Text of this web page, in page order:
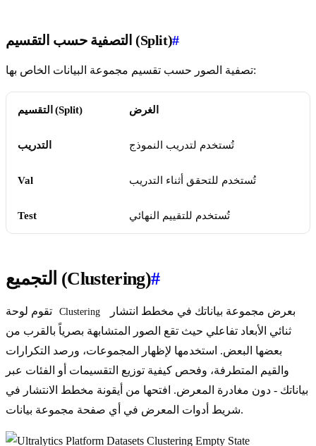
التصفية حسب التقسيم (Split)#
تصفية الصور حسب تقسيم مجموعة البيانات الخاص بها:
التقسيم (Split) الغرض
التدريب تُستخدم لتدريب النموذج
Val تُستخدم للتحقق أثناء التدريب
Test تُستخدم للتقييم النهائي
التجميع (Clustering)#
Clustering
ثنائي الأبعاد تفاعلي حيث تقع الصور المتشابهة بصرياً بالقرب من
بعضها البعض. استخدمها لإظهار المجموعات، ورصد التكرارات
والقيم المتطرفة، وفحص كيفية توزيع التقسيمات أو الفئات عبر
بياناتك - دون مغادرة المعرض. افتحها من أيقونة مخطط الانتشار في
شريط أدوات المعرض في أي صفحة مجموعة بيانات.